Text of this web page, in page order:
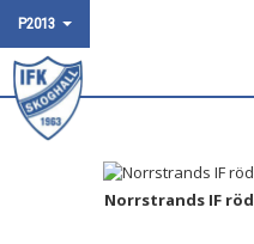
P2013
HEM
Norrstrands IF röd